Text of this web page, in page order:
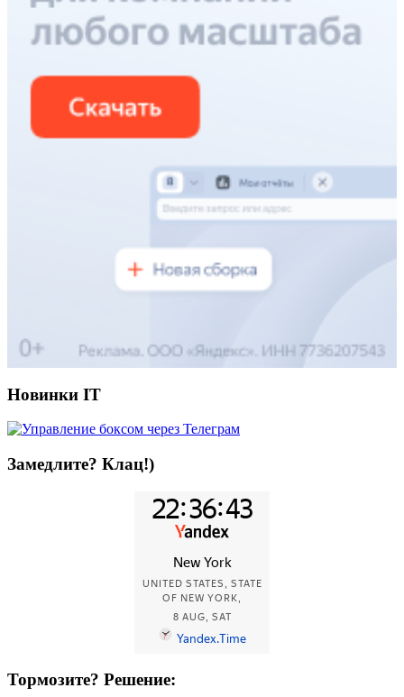
Новинки IT
Замедлите? Клац!)
Тормозите? Решение: